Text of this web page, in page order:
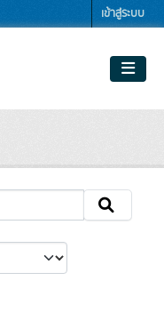
เข้าสู่ระบบ